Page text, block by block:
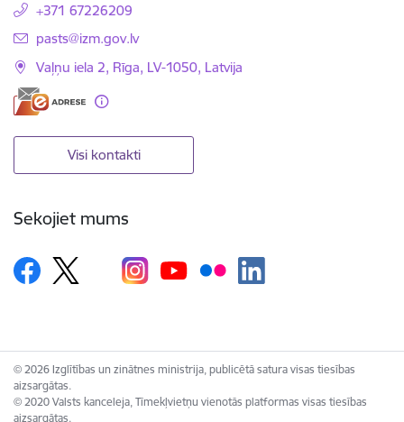
+371 67226209
E-pasts:
pasts@izm.gov.lv
Vaļņu iela 2, Rīga, LV-1050, Latvija
Visi kontakti
Sekojiet mums
© 2026 Izglītības un zinātnes ministrija, publicētā satura visas tiesības
aizsargātas.
© 2020 Valsts kanceleja, Tīmekļvietņu vienotās platformas visas tiesības
aizsargātas.